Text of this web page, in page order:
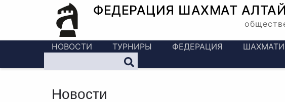
ФЕДЕРАЦИЯ ШАХМАТ
НОВОСТИ ТУРНИРЫ ФЕДЕРАЦИЯ
Новости